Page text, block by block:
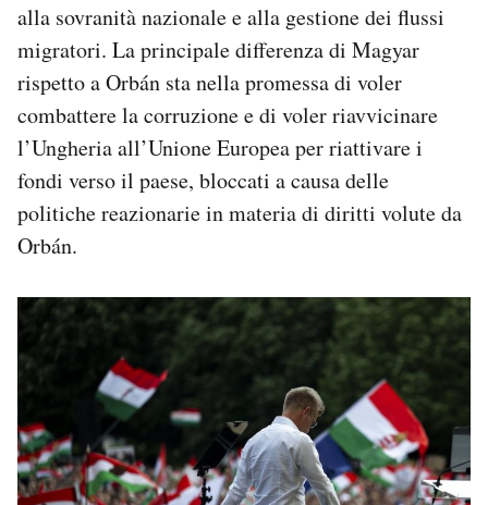
alla sovranità nazionale e alla gestione dei flussi
migratori. La principale differenza di Magyar
rispetto a Orbán sta nella promessa di voler
combattere la corruzione e di voler riavvicinare
l’Ungheria all’Unione Europea per riattivare i
fondi verso il paese, bloccati a causa delle
politiche reazionarie in materia di diritti volute da
Orbán.